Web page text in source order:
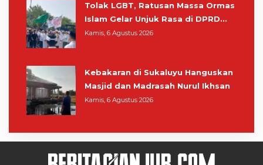
Tolak LGBT, Ratusan Massa Ormas
Islam Gelar Unjuk Rasa di DPRD
Cianjur
Kamis, 6 Agustus 2026
Kebakaran di Sukaluyu Hanguskan
Masjid dan Madrasah Nurul Ikhsan
Kamis, 6 Agustus 2026